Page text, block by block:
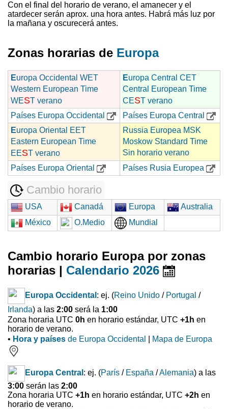
Con el final del horario de verano, el amanecer y el
atardecer serán aprox. una hora antes. Habrá más luz por
la mañana y oscurecerá antes.
Zonas horarias de Europa
Europa Occidental WET
Western European Time
WEST verano
Europa Central CET
Central European Time
CEST verano
Países Europa Occidental
Países Europa Central
Europa Oriental EET
Eastern European Time
EEST verano
Russia Europea MSK
Moskow Standard Time
Sin horario verano
Países Europa Oriental
Países Rusia Europea
Cambio horario
USA Canadá Europa
Australia
México
O.Medio Mundial
Cambio horario Europa por zonas
horarias | Calendario 2026
Europa Occidental : ej. (Reino Unido / Portugal /
Irlanda) a las 2:00 será la 1:00
Zona horaria UTC 0h en horario estándar, UTC +1h en
horario de verano.
• Hora y países de Europa Occidental Mapa de Europa
Europa Central : ej. (París / España /Alemania) a las
3:00 serán las 2:00
Zona horaria UTC +1h en horario estándar, UTC +2h en
horario de verano.